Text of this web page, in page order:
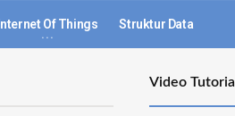
Internet Of Things Struktur Data
Video Tutorial